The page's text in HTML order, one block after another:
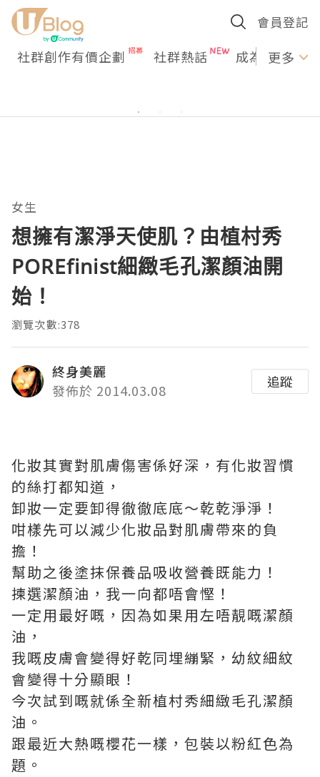
會員登記
社群創作有價企劃 社群熱話 成為U更多
女生
想擁有潔淨天使肌？由植村秀
POREfinist細緻毛孔潔顏油開
始！
瀏覽次數:378
終身美麗
發佈於 2014.03.08
追蹤
化妝其實對肌膚傷害係好深，有化妝習慣
的絲打都知道，
卸妝一定要卸得徹徹底底～乾乾淨淨！
咁樣先可以減少化妝品對肌膚帶來的負
擔！
幫助之後塗抹保養品吸收營養既能力！
揀選潔顏油，我一向都唔會慳！
一定用最好嘅，因為如果用左唔靚嘅潔顏
油，
我嘅皮膚會變得好乾同埋繃緊，幼紋細紋
會變得十分顯眼！
今次試到嘅就係全新植村秀細緻毛孔潔顏
油。
跟最近大熱嘅櫻花一樣，包裝以粉紅色為
題。